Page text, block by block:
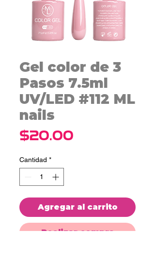
Gel color de 3
Pasos 7.5ml
UV/LED #112 ML
nails
$20.00
Cantidad *
Agregar al carrito
Realizar compra